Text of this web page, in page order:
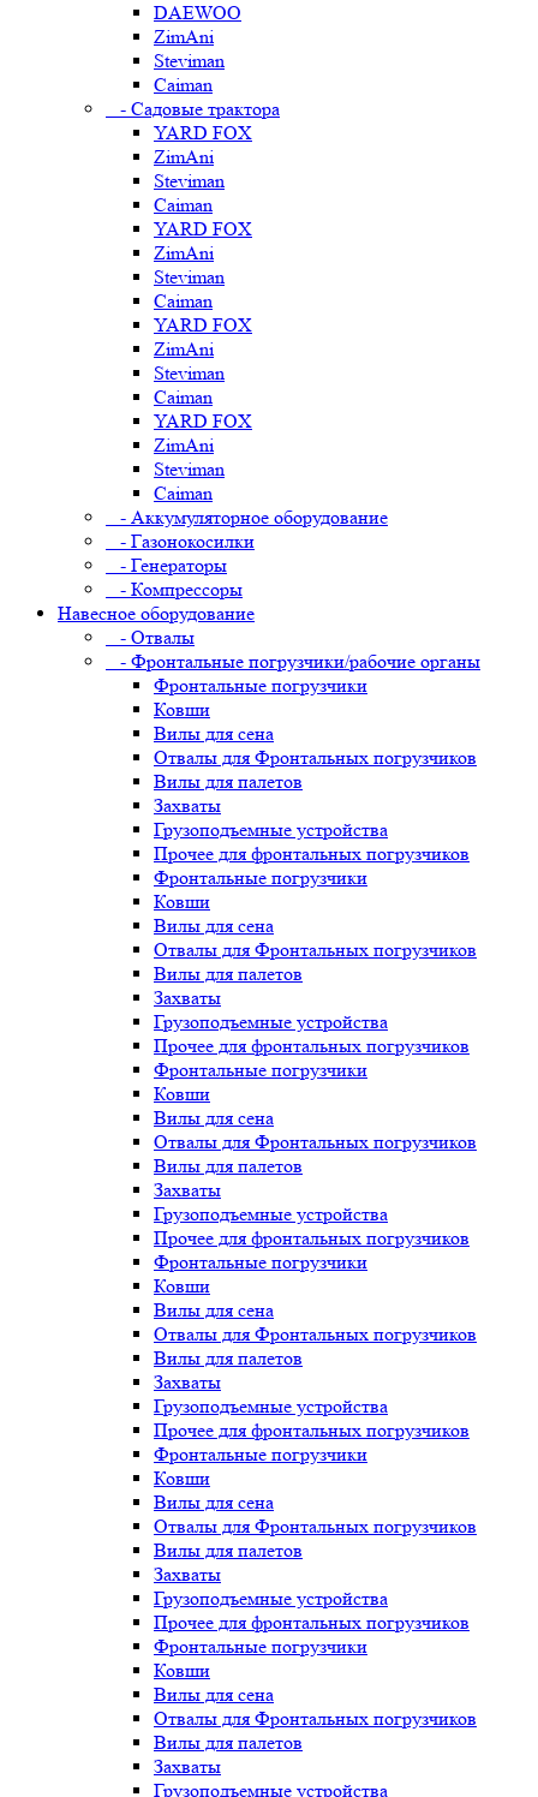
DAEWOO
ZimAni
Steviman
Caiman
- Садовые трактора
YARD FOX
ZimAni
Steviman
Caiman
YARD FOX
ZimAni
Steviman
Caiman
YARD FOX
ZimAni
Steviman
Caiman
YARD FOX
ZimAni
Steviman
Caiman
- Аккумуляторное оборудование
- Газонокосилки
- Генераторы
- Компрессоры
Навесное оборудование
- Отвалы
- Фронтальные погрузчики/рабочие органы
Фронтальные погрузчики
Ковши
Вилы для сена
Отвалы для Фронтальных погрузчиков
Вилы для палетов
Захваты
Грузоподъемные устройства
Прочее для фронтальных погрузчиков
Фронтальные погрузчики
Ковши
Вилы для сена
Отвалы для Фронтальных погрузчиков
Вилы для палетов
Захваты
Грузоподъемные устройства
Прочее для фронтальных погрузчиков
Фронтальные погрузчики
Ковши
Вилы для сена
Отвалы для Фронтальных погрузчиков
Вилы для палетов
Захваты
Грузоподъемные устройства
Прочее для фронтальных погрузчиков
Фронтальные погрузчики
Ковши
Вилы для сена
Отвалы для Фронтальных погрузчиков
Вилы для палетов
Захваты
Грузоподъемные устройства
Прочее для фронтальных погрузчиков
Фронтальные погрузчики
Ковши
Вилы для сена
Отвалы для Фронтальных погрузчиков
Вилы для палетов
Захваты
Грузоподъемные устройства
Прочее для фронтальных погрузчиков
Фронтальные погрузчики
Ковши
Вилы для сена
Отвалы для Фронтальных погрузчиков
Вилы для палетов
Захваты
Грузоподъемные устройства